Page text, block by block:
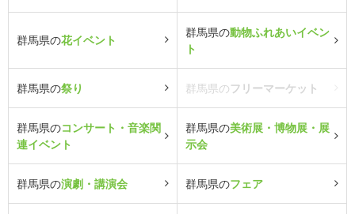
群馬県の花イベント
群馬県の動物ふれあいイベン
ト
群馬県の祭り 群馬県のフリーマーケット
群馬県のコンサート・音楽関
連イベント
群馬県の美術展・博物展・展
示会
群馬県の演劇・講演会 群馬県のフェア